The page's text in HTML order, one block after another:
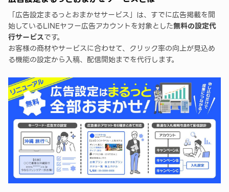
「広告設定まるっとおまかせサービス」は、すでに広告掲載を開
始しているLINEヤフー広告アカウントを対象とした無料の設定代
行サービスです。
お客様の商材やサービスに合わせて、クリック率の向上が見込め
る機能の設定から入稿、配信開始までを代行します。